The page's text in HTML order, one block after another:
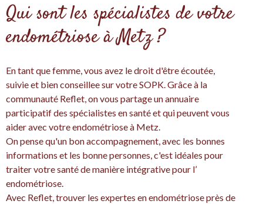
Qui sont les spécialistes de votre
endométriose à Metz ?
En tant que femme, vous avez le droit d'être écoutée,
suivie et bien conseillee sur votre SOPK. Grâce à la
communauté Reflet, on vous partage un annuaire
participatif des spécialistes en santé et qui peuvent vous
aider avec votre endométriose à Metz.
On pense qu'un bon accompagnement, avec les bonnes
informations et les bonne personnes, c'est idéales pour
traiter votre santé de manière intégrative pour l’
endométriose.
Avec Reflet, trouver les expertes en endométriose près de